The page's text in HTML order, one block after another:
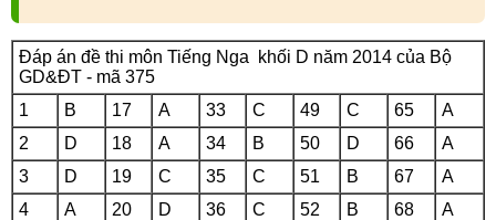
Đáp án đề thi môn Tiếng Nga khối D năm 2014 của Bộ
GD&ĐT - mã 375
1
B 17 A 33 C 49 C 65
A
2
D 18 A 34 B 50 D 66
A
3
D 19 C 35 C 51 B 67
A
4
A 20 D 36 C 52 B 68
A